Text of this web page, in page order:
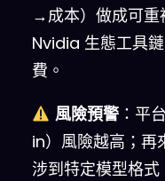
→成本）做成可重
Nvidia 生態工具
費。
風險預警：平
in）風險越高；再
涉到特定模型格